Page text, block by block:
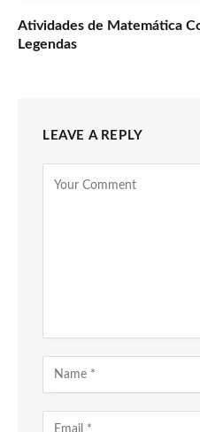
Atividades de Matemática
Legendas
LEAVE A REPLY